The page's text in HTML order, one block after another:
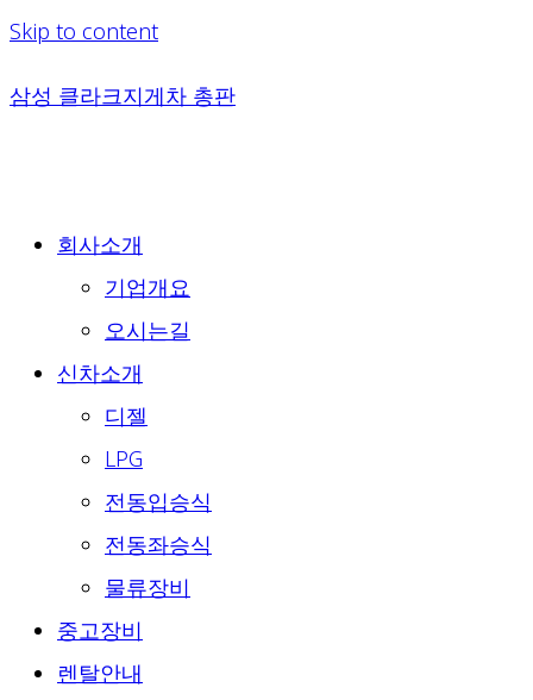
Skip to content
삼성 클라크지게차 총판
회사소개
기업개요
오시는길
신차소개
디젤
LPG
전동입승식
전동좌승식
물류장비
중고장비
렌탈안내